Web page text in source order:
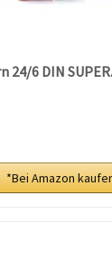
24/6 DIN
*Bei Amazon